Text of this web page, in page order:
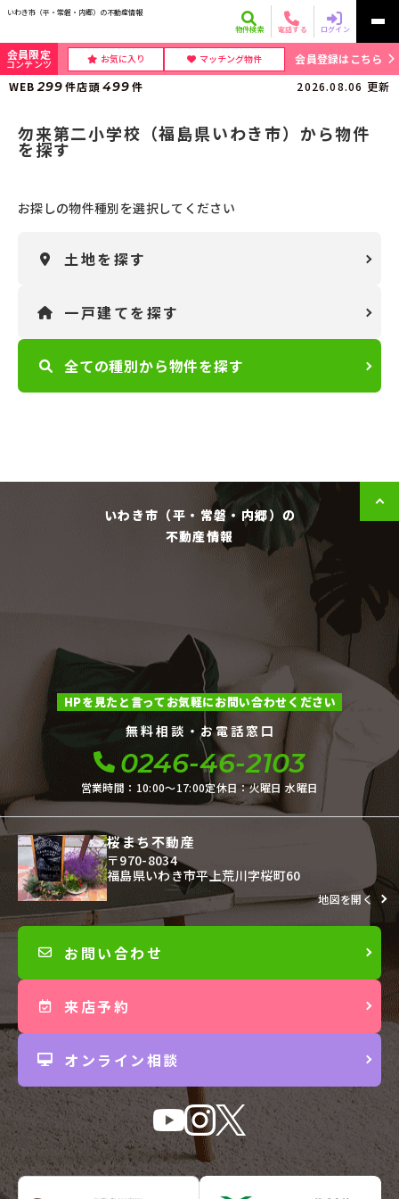
いわき市（平・常磐・内郷）の不動産情報
物件検索
電話する ログイン
会員限定
コンテンツ お気に入り マッチング物件
会員登録はこちら
WEB 299件店頭499 件 2026.08.06 更新
勿来第二小学校（福島県いわき市）から物件
を探す
お探しの物件種別を選択してください
土地を探す
一戸建てを探す
全ての種別から物件を探す
いわき市（平・常磐・内郷）の
不動産情報
HPを見たと言ってお気軽にお問い合わせください
無料相談・お電話窓口
0246-46-2103
営業時間：10:00〜17:00定休日：火曜日 水曜日
桜まち不動産
〒970-8034
福島県いわき市平上荒川字桜町60
地図を開く
お問い合わせ
来店予約
オンライン相談